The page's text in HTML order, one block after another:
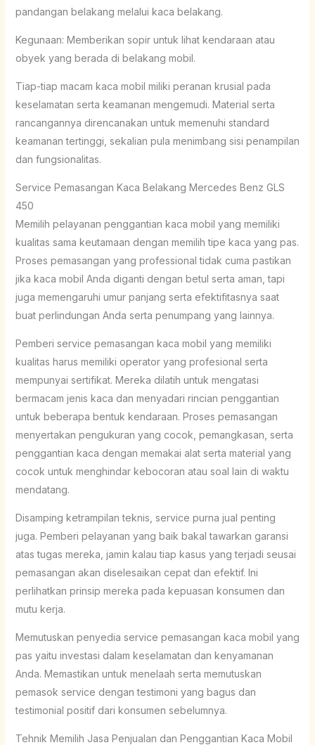
pandangan belakang melalui kaca belakang.
Kegunaan: Memberikan sopir untuk lihat kendaraan atau
obyek yang berada di belakang mobil.
Tiap-tiap macam kaca mobil miliki peranan krusial pada
keselamatan serta keamanan mengemudi. Material serta
rancangannya direncanakan untuk memenuhi standard
keamanan tertinggi, sekalian pula menimbang sisi penampilan
dan fungsionalitas.
Service Pemasangan Kaca Belakang Mercedes Benz GLS
450
Memilih pelayanan penggantian kaca mobil yang memiliki
kualitas sama keutamaan dengan memilih tipe kaca yang pas.
Proses pemasangan yang professional tidak cuma pastikan
jika kaca mobil Anda diganti dengan betul serta aman, tapi
juga memengaruhi umur panjang serta efektifitasnya saat
buat perlindungan Anda serta penumpang yang lainnya.
Pemberi service pemasangan kaca mobil yang memiliki
kualitas harus memiliki operator yang profesional serta
mempunyai sertifikat. Mereka dilatih untuk mengatasi
bermacam jenis kaca dan menyadari rincian penggantian
untuk beberapa bentuk kendaraan. Proses pemasangan
menyertakan pengukuran yang cocok, pemangkasan, serta
penggantian kaca dengan memakai alat serta material yang
cocok untuk menghindar kebocoran atau soal lain di waktu
mendatang.
Disamping ketrampilan teknis, service purna jual penting
juga. Pemberi pelayanan yang baik bakal tawarkan garansi
atas tugas mereka, jamin kalau tiap kasus yang terjadi seusai
pemasangan akan diselesaikan cepat dan efektif. Ini
perlihatkan prinsip mereka pada kepuasan konsumen dan
mutu kerja.
Memutuskan penyedia service pemasangan kaca mobil yang
pas yaitu investasi dalam keselamatan dan kenyamanan
Anda. Memastikan untuk menelaah serta memutuskan
pemasok service dengan testimoni yang bagus dan
testimonial positif dari konsumen sebelumnya.
Tehnik Memilih Jasa Penjualan dan Penggantian Kaca Mobil